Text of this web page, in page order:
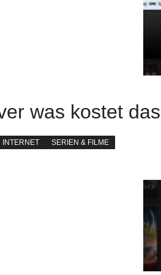
was kostet
INTERNET SERIEN & FILME